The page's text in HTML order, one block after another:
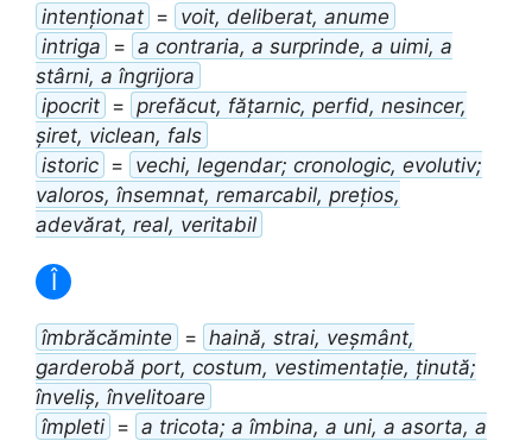
intenționat = voit, deliberat, anume
intriga = a contraria, a surprinde, a uimi, a
stârni, a îngrijora
ipocrit = prefăcut, fățarnic, perfid, nesincer,
șiret, viclean, fals
istoric = vechi, legendar; cronologic, evolutiv;
valoros, însemnat, remarcabil, prețios,
adevărat, real, veritabil
Î
îmbrăcăminte = haină, strai, veșmânt,
garderobă port, costum, vestimentație, ținută;
înveliș, învelitoare
împleti = a tricota; a îmbina, a uni, a asorta, a